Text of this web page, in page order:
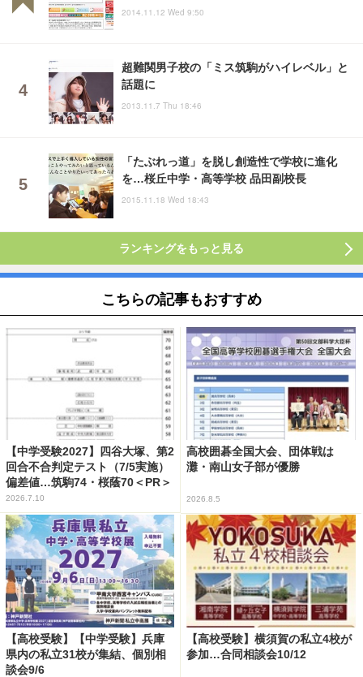
2014.11.12 Wed 9:50
超難関男子校の「ミス筑駒がハイレベル」と
話題に
2013.11.7 Thu 18:46
「たぶれっ道」を脱し創造性で学校に進化
を…桜丘中学・高等学校 品田副校長
2015.11.18 Wed 18:43
ランキングをもっと見る
こちらの記事もおすすめ
【中学受験2027】四谷大塚、第2
回合不合判定テスト（7/5実施）
偏差値…筑駒74・桜蔭70＜PR＞
2026.7.10
高校囲碁全国大会、団体戦は
灘・南山女子部が優勝
2026.8.5
【高校受験】【中学受験】兵庫
県内の私立31校が集結、個別相
談会9/6
【高校受験】横須賀の私立4校が
参加…合同相談会10/12